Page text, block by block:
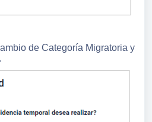
de Categoría Migratoria y